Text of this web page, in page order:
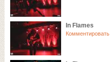
In Flames
Комментировать